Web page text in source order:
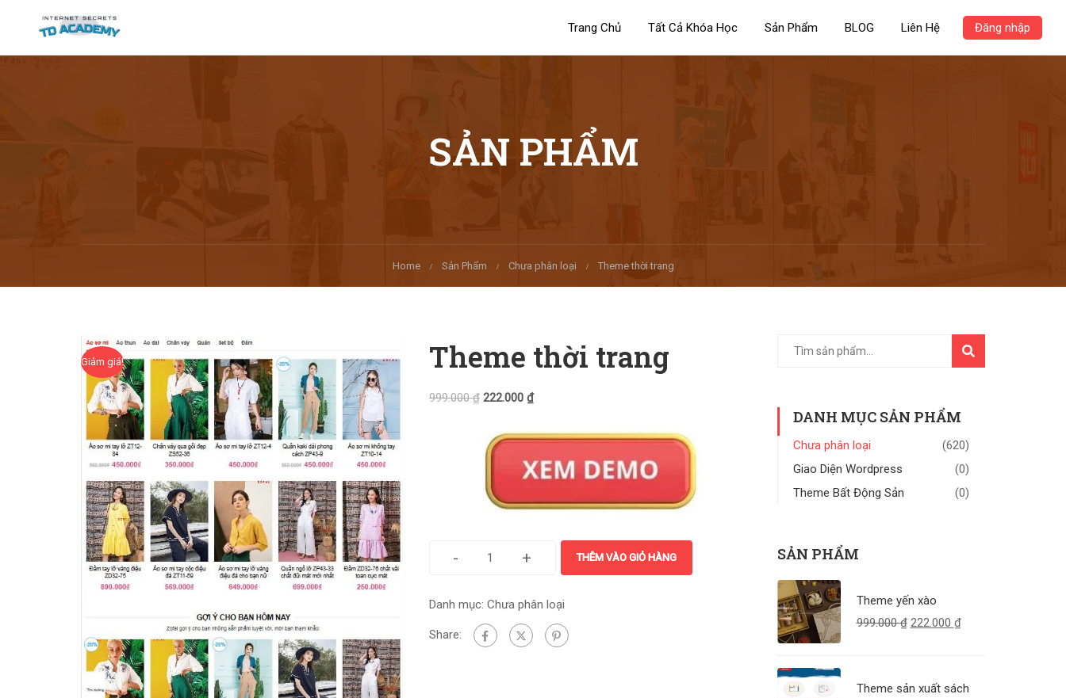
Trang Chủ Tất Cả Khóa Học Sản Phẩm BLOG Liên Hệ Đăng nhập
SẢN PHẨM
Home Sản Phẩm Chưa phân loại Theme thời trang
Giảm giá! Theme thời trang
999.000₫ 222.000 ₫
- + THÊM VÀO GIỎ HÀNG
Danh mục: Chưa phân loại
Share:
TÌM
KIẾM
DANH MỤC SẢN PHẨM
Chưa phân loại
(620)
Giao Diện Wordpress
(0)
Theme Bất Động Sản
(0)
SẢN PHẨM
Theme yến xào
999.000₫ 222.000 ₫
Theme sản xuất sách